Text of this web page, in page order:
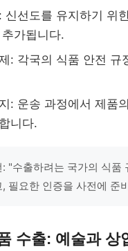
신선도를 유지하기 위
가됩니다.
: 각국의 식품 안전 규
: 운송 과정에서 제품
니다.
"수출하려는 국가의 식품
필요한 인증을 사전에 준
수출: 예술과 상